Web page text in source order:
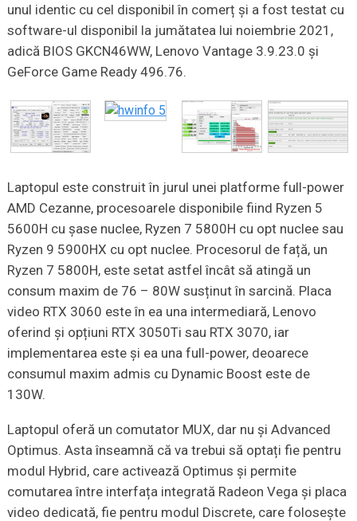
unul identic cu cel disponibil în comerț și a fost testat cu
software-ul disponibil la jumătatea lui noiembrie 2021,
adică BIOS GKCN46WW, Lenovo Vantage 3.9.23.0 și
GeForce Game Ready 496.76.
Laptopul este construit în jurul unei platforme full-power
AMD Cezanne, procesoarele disponibile fiind Ryzen 5
5600H cu șase nuclee, Ryzen 7 5800H cu opt nuclee sau
Ryzen 9 5900HX cu opt nuclee. Procesorul de față, un
Ryzen 7 5800H, este setat astfel încât să atingă un
consum maxim de 76 – 80W susținut în sarcină. Placa
video RTX 3060 este în ea una intermediară, Lenovo
oferind și opțiuni RTX 3050Ti sau RTX 3070, iar
implementarea este și ea una full-power, deoarece
consumul maxim admis cu Dynamic Boost este de
130W.
Laptopul oferă un comutator MUX, dar nu și Advanced
Optimus. Asta înseamnă că va trebui să optați fie pentru
modul Hybrid, care activează Optimus și permite
comutarea între interfața integrată Radeon Vega și placa
video dedicată, fie pentru modul Discrete, care folosește